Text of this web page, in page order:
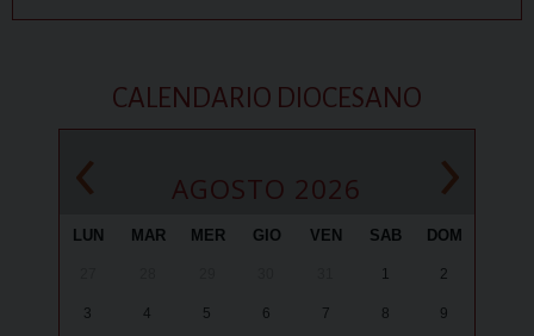
CALENDARIO DIOCESANO
‹ AGOSTO 2026 ›
LUN MAR MER GIO VEN SAB DOM
1 2
3 4 5 6 7 8 9